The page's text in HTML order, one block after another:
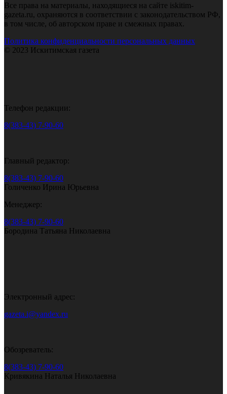
Все права на материалы, находящиеся на сайте iskitim-
gazeta.ru, охраняются в соответствии с законодательством РФ,
в том числе, об авторском праве и смежных правах.
Политика конфиденциальности персональных данных
© 2023 Искитимская газета
Телефон редакции:
8(383-43) 7-90-60
Главный редактор:
8(383-43) 7-90-60
Голиченко Ирина Юрьевна
Менеджер:
8(383-43) 7-90-60
Бородина Татьяна Николаевна
Электронный адрес:
gazeta.i@yandex.ru
Обозреватель:
8(383-43) 7-90-60
Кривякина Наталья Николаевна